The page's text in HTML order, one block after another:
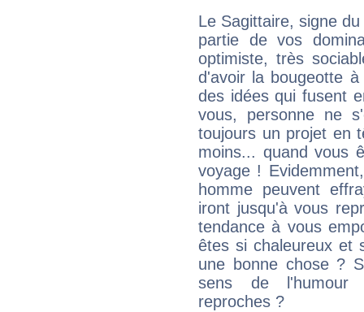
Le Sagittaire, signe
partie de vos
optimiste, très
d'avoir la bougeotte
des idées qui fusent
vous, personne ne
toujours un projet en
moins... quand vous
voyage !
homme peuvent
iront jusqu'à vous
tendance à vous
êtes si chaleureux et
une bonne chose ?
sens de l'humour
reproches ?